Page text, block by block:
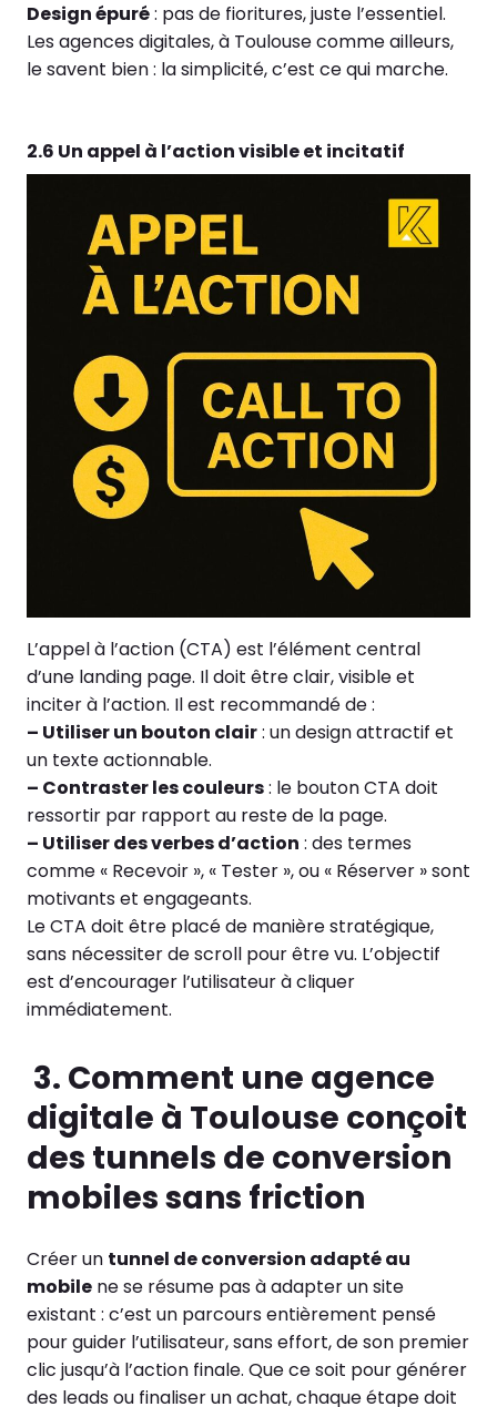
Design épuré: pas de fioritures, juste l’essentiel.
Les agences digitales, à Toulouse comme ailleurs,
le savent bien : la simplicité, c’est ce qui marche.
2.6 Un appel à l’action visible et incitatif
L’appel à l’action (CTA) est l’élément central
d’une landing page. Il doit être clair, visible et
inciter à l’action. Il est recommandé de :
– Utiliser un bouton clair: un design attractif et
un texte actionnable.
– Contraster les couleurs: le bouton CTA doit
ressortir par rapport au reste de la page.
– Utiliser des verbes d’action : des termes
comme « Recevoir », « Tester », ou « Réserver » sont
motivants et engageants.
Le CTA doit être placé de manière stratégique,
sans nécessiter de scroll pour être vu. L’objectif
est d’encourager l’utilisateur à cliquer
immédiatement.
3. Comment une agence
digitale à Toulouse conçoit
des tunnels de conversion
mobiles sans friction
Créer un tunnel de conversion adapté au
mobile ne se résume pas à adapter un site
existant : c’est un parcours entièrement pensé
pour guider l’utilisateur, sans effort, de son premier
clic jusqu’à l’action finale. Que ce soit pour générer
des leads ou finaliser un achat, chaque étape doit